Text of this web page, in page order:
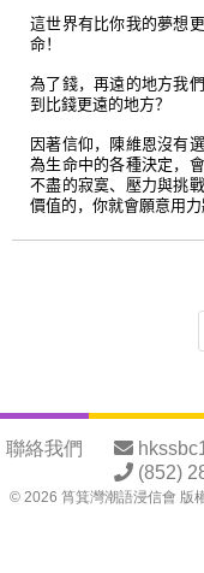
這世界有比你我的夢想
命！
為了錢，再遠的地方我
到比錢更遠的地方？
因著信仰，陳維恩沒有
為生命中的各種決定，
不盡的寂寞、壓力與挑
價值的，你就會願意用
聯絡我們
(852)
© 2026 筲箕灣潮語浸信會 版